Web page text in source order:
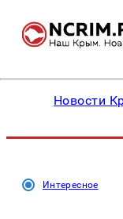
Новости
Интересное